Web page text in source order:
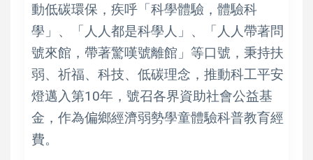
動低碳環保，疾呼「科學體驗，體驗科
學」、「人人都是科學人」、「人人帶著問
號來館，帶著驚嘆號離館」等口號，秉持扶
弱、祈福、科技、低碳理念，推動科工平安
燈邁入第10年，號召各界資助社會公益基
金，作為偏鄉經濟弱勢學童體驗科普教育經
費。